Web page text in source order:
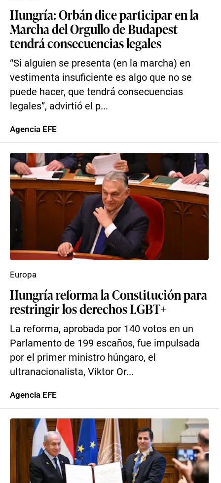
Hungría: Orbán dice participar en la
Marcha del Orgullo de Budapest
tendrá consecuencias legales
“Si alguien se presenta (en la marcha) en
vestimenta insuficiente es algo que no se
puede hacer, que tendrá consecuencias
legales”, advirtió el p...
Agencia EFE
Hungría reforma la Constitución para
restringir los derechos LGBT+
La reforma, aprobada por 140 votos en un
Parlamento de 199 escaños, fue impulsada
por el primer ministro húngaro, el
ultranacionalista, Viktor Or...
Europa
Agencia EFE